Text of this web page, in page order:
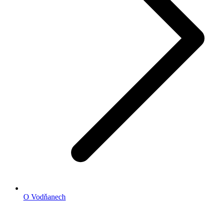
O Vodňanech